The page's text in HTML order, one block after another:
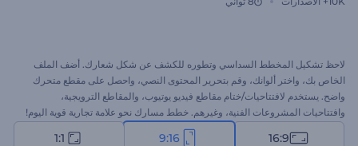
لاحظ تشكيل المخطط السداسي وتطوره للكشف عن شكل شعارك. أضف الملف
الخاص بك، واختر ألوانك، وقم بتحرير المحتوى النصي، واحصل على مقطع متحرك
واضح. يستخدم لافتتاحيات/ختام مقاطع فيديو يوتيوب، والمقاطع الترويجية،
وافتتاحيات المشروعات الفنية، وغيرهم. خطط مسارك نحو علامة تجارية قوية اليوم!
16:9
9:16
1:1